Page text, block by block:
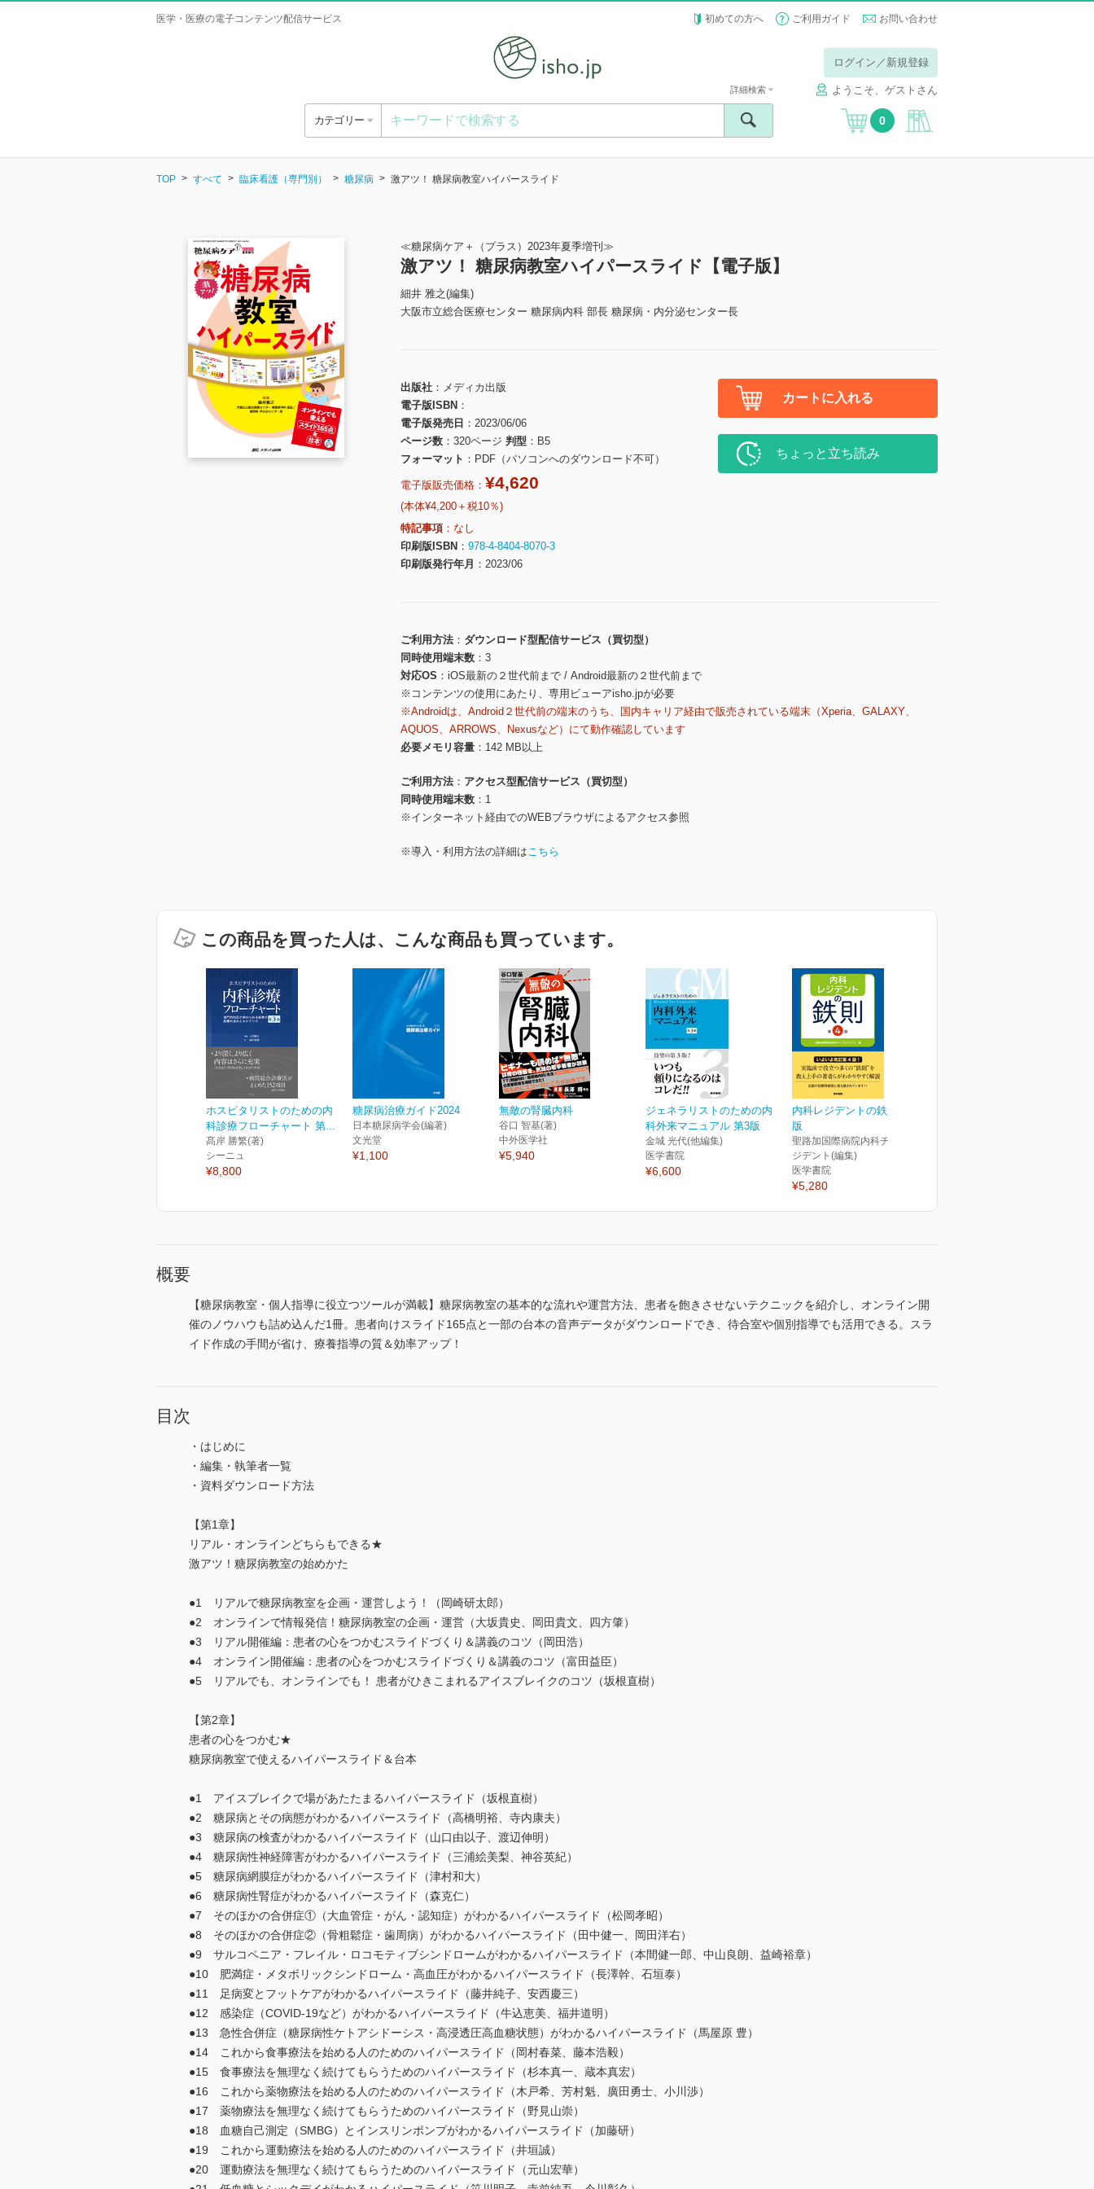
医学・医療の電子コンテンツ配信サービス 初めての方へ ご利用ガイド お問い合わせ
ログイン／新規登録
ようこそ、ゲストさん
カテゴリー
詳細検索
0
TOP すべて 臨床看護（専門別） 糖尿病 激アツ！ 糖尿病教室ハイパースライド
≪糖尿病ケア＋（プラス）2023年夏季増刊≫
激アツ！ 糖尿病教室ハイパースライド【電子版】
細井 雅之(編集)
大阪市立総合医療センター 糖尿病内科 部長 糖尿病・内分泌センター長
出版社
メディカ出版
電子版ISBN
電子版発売日
2023/06/06
ページ数
320ページ 判型
B5
フォーマット
PDF（パソコンへのダウンロード不可）
電子版販売価格： ¥4,620
(本体¥4,200＋税10％)
特記事項
なし
印刷版ISBN
978-4-8404-8070-3
印刷版発行年月
2023/06
カートに入れる
ちょっと立ち読み
ご利用方法
ダウンロード型配信サービス（買切型）
同時使用端末数
3
対応OS
iOS最新の２世代前まで / Android最新の２世代前まで
※コンテンツの使用にあたり、専用ビューアisho.jpが必要
※Androidは、Android２世代前の端末のうち、国内キャリア経由で販売されている端末（Xperia、GALAXY、
AQUOS、ARROWS、Nexusなど）にて動作確認しています
必要メモリ容量
142 MB以上
ご利用方法
アクセス型配信サービス（買切型）
同時使用端末数
1
※インターネット経由でのWEBブラウザによるアクセス参照
※導入・利用方法の詳細はこちら
この商品を買った人は、こんな商品も買っています。
ホスピタリストのための内
科診療フローチャート 第...
髙岸 勝繁(著)
シーニュ
¥8,800
糖尿病治療ガイド2024
日本糖尿病学会(編著)
文光堂
¥1,100
無敵の腎臓内科
谷口 智基(著)
中外医学社
¥5,940
ジェネラリストのための内
科外来マニュアル 第3版
金城 光代(他編集)
医学書院
¥6,600
内科レジデントの鉄則 第4
版
聖路加国際病院内科チーフレ
ジデント(編集)
医学書院
¥5,280
概要
【糖尿病教室・個人指導に役立つツールが満載】糖尿病教室の基本的な流れや運営方法、患者を飽きさせないテクニックを紹介し、オンライン開
催のノウハウも詰め込んだ1冊。患者向けスライド165点と一部の台本の音声データがダウンロードでき、待合室や個別指導でも活用できる。スラ
イド作成の手間が省け、療養指導の質＆効率アップ！
目次
・はじめに
・編集・執筆者一覧
・資料ダウンロード方法
【第1章】
リアル・オンラインどちらもできる★
激アツ！糖尿病教室の始めかた
●1 リアルで糖尿病教室を企画・運営しよう！（岡崎研太郎）
●2 オンラインで情報発信！糖尿病教室の企画・運営（大坂貴史、岡田貴文、四方肇）
●3 リアル開催編：患者の心をつかむスライドづくり＆講義のコツ（岡田浩）
●4 オンライン開催編：患者の心をつかむスライドづくり＆講義のコツ（富田益臣）
●5 リアルでも、オンラインでも！ 患者がひきこまれるアイスブレイクのコツ（坂根直樹）
【第2章】
患者の心をつかむ★
糖尿病教室で使えるハイパースライド＆台本
●1 アイスブレイクで場があたたまるハイパースライド（坂根直樹）
●2 糖尿病とその病態がわかるハイパースライド（高橋明裕、寺内康夫）
●3 糖尿病の検査がわかるハイパースライド（山口由以子、渡辺伸明）
●4 糖尿病性神経障害がわかるハイパースライド（三浦絵美梨、神谷英紀）
●5 糖尿病網膜症がわかるハイパースライド（津村和大）
●6 糖尿病性腎症がわかるハイパースライド（森克仁）
●7 そのほかの合併症①（大血管症・がん・認知症）がわかるハイパースライド（松岡孝昭）
●8 そのほかの合併症②（骨粗鬆症・歯周病）がわかるハイパースライド（田中健一、岡田洋右）
●9 サルコペニア・フレイル・ロコモティブシンドロームがわかるハイパースライド（本間健一郎、中山良朗、益崎裕章）
●10 肥満症・メタボリックシンドローム・高血圧がわかるハイパースライド（長澤幹、石垣泰）
●11 足病変とフットケアがわかるハイパースライド（藤井純子、安西慶三）
●12 感染症（COVID-19など）がわかるハイパースライド（牛込恵美、福井道明）
●13 急性合併症（糖尿病性ケトアシドーシス・高浸透圧高血糖状態）がわかるハイパースライド（馬屋原 豊）
●14 これから食事療法を始める人のためのハイパースライド（岡村春菜、藤本浩毅）
●15 食事療法を無理なく続けてもらうためのハイパースライド（杉本真一、蔵本真宏）
●16 これから薬物療法を始める人のためのハイパースライド（木戸希、芳村魁、廣田勇士、小川渉）
●17 薬物療法を無理なく続けてもらうためのハイパースライド（野見山崇）
●18 血糖自己測定（SMBG）とインスリンポンプがわかるハイパースライド（加藤研）
●19 これから運動療法を始める人のためのハイパースライド（井垣誠）
●20 運動療法を無理なく続けてもらうためのハイパースライド（元山宏華）